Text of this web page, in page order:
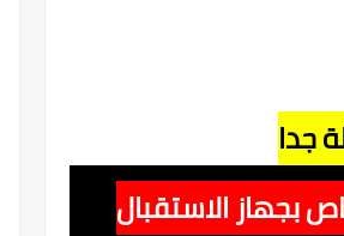
جدا
بجهاز الاستقبال